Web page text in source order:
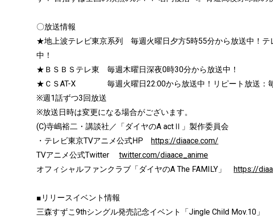
〇放送情報
★地上波テレビ東京系列 毎週火曜日夕方5時55分から放送中！
中！
★ＢＳＢＳテレ東 毎週木曜日深夜0時30分から放送中！
★ＣＳAT-X 毎週火曜日22:00から放送中！リピート放送：毎
※週1話ずつ3回放送
※放送日時は変更になる場合がございます。
(C)寺嶋裕二・講談社／「ダイヤのA actⅡ」製作委員会
・テレビ東京TVアニメ公式HP
https://diaace.com/
TVアニメ公式Twitter twitter.com/diaace_anime
オフィシャルファンクラブ「ダイヤのA The FAMILY」
https://
■リリースイベント情報
三森すずこ9thシングル発売記念イベント「Jingle Child Mov.10」